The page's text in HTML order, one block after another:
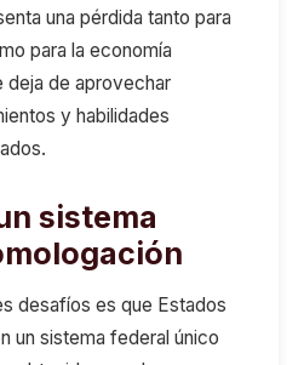
una pérdida tanto para
para la economía
deja de aprovechar
y habilidades
sistema
desafíos es que Estados
un sistema federal único